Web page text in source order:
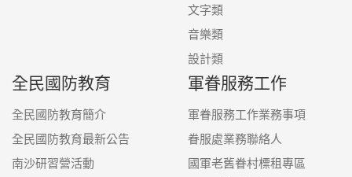
文字類
音樂類
設計類
全民國防教育
全民國防教育簡介
全民國防教育最新公告
南沙研習營活動
軍眷服務工作
軍眷服務工作業務事項
眷服處業務聯絡人
國軍老舊眷村標租專區